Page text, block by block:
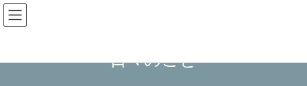
コ
ン
ツ
ナ
ビ
シ
日々のこと